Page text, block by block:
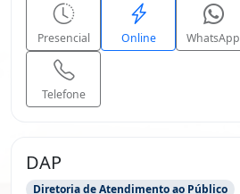
Presencial Online WhatsApp
Telefone
DAP
Diretoria de Atendimento ao Público